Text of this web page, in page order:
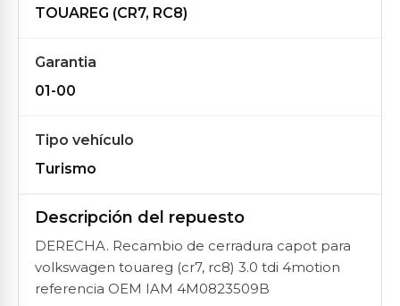
TOUAREG (CR7, RC8)
Garantia
01-00
Tipo vehículo
Turismo
Descripción del repuesto
DERECHA. Recambio de cerradura capot para
volkswagen touareg (cr7, rc8) 3.0 tdi 4motion
referencia OEM IAM 4M0823509B